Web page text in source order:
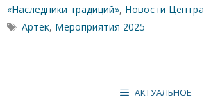
«Наследники традиций», Новости Центра
Метки
Артек, Мероприятия 2025
АКТУАЛЬНОЕ